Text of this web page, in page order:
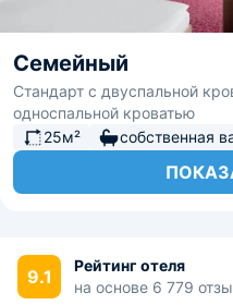
Семейный
Стандарт с двуспальной
односпальной кроватью
25м²
собственная
9.1
Рейтинг отеля
на основе 6 779